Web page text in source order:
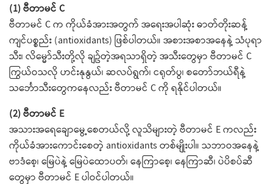
(1) ဗီတာမင် C
ဗီတာမင် C က ကိုယ်ခံအားအတွက် အရေးအပါဆုံး ဓာတ်တိုးဆန့်
ကျင်ပစ္စည်း (antioxidants) ဖြစ်ပါတယ်။ အစားအစာအနေနဲ့ သံပုရာ
သီး၊ လိမ္မော်သီးတို့လို ချဥ်တဲ့အရသာရှိတဲ့ အသီးတွေမှာ ဗီတာမင် C
ကြွယ်ဝသလို ဟင်းနုနွယ်၊ ဆလပ်ရွက်၊ ငရုတ်ပွ၊ စတော်ဘယ်ရီနဲ့
သင်္ဘောသီးတွေကနေလည်း ဗီတာမင် C ကို ရနိုင်ပါတယ်။
(2) ဗီတာမင် E
အသားအရေချောမွေ့စေတယ်လို့ လူသိများတဲ့ ဗီတာမင် E ကလည်း
ကိုယ်ခံအားကောင်းစေတဲ့ antioxidants တစ်မျိုးပါ။ သဘာဝအနေနဲ့
ဗာဒံစေ့၊ မြေပဲနဲ့ မြေပဲထောပတ်၊ နေကြာစေ့၊ နေကြာဆီ၊ ပဲပိစပ်ဆီ
တွေမှာ ဗီတာမင် E ပါဝင်ပါတယ်။